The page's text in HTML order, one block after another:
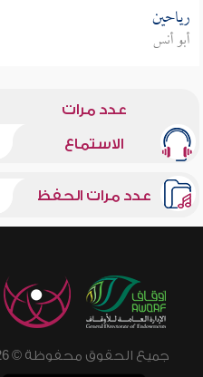
رياحين
أبو أنس
عدد مرات
الاستماع
عدد مرات الحفظ
جميع الحقوق محفوظة © 2026 - 1998 لشبكة إسلام ويب